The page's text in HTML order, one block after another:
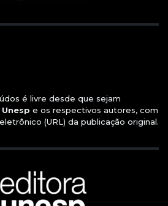
é livre desde que sejam
e os respectivos autores, com
(URL) da publicação original.